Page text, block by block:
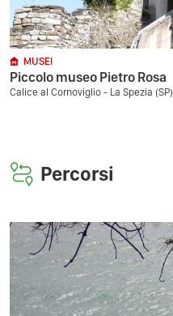
MUSEI
Piccolo museo Pietro Rosa
Calice al Cornoviglio - La Spezia (SP)
Percorsi